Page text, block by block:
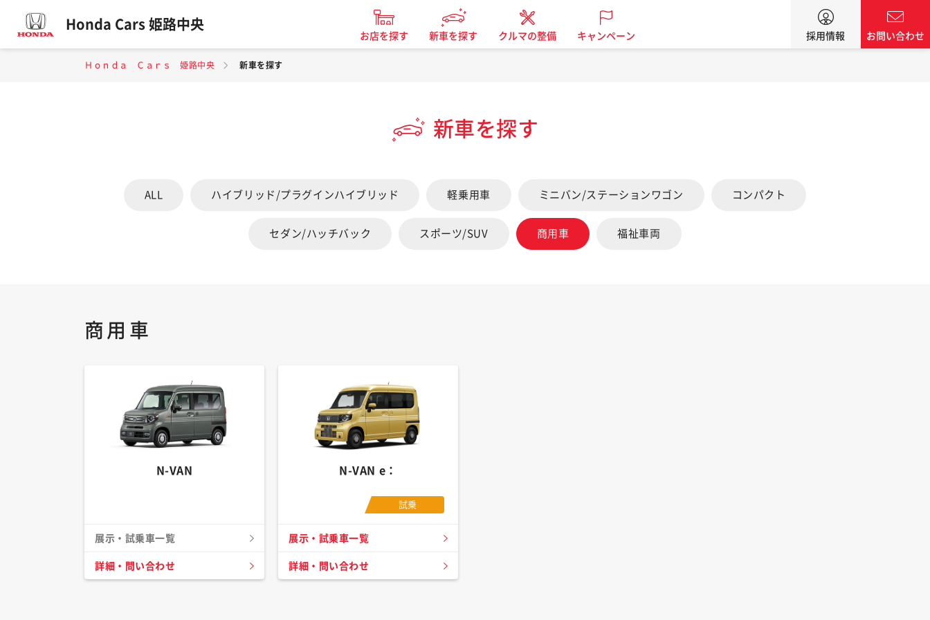
Honda Cars 姫路中央
お店を探す 新車を探す クルマの整備 キャンペーン 採用情報 お問い合わせ
Ｈｏｎｄａ Ｃａｒｓ 姫路中央 新車を探す
新車を探す
ALL ハイブリッド/プラグインハイブリッド 軽乗用車 ミニバン/ステーションワゴン コンパクト
セダン/ハッチバック スポーツ/SUV 商用車 福祉車両
商用車
N-VAN
展示・試乗車一覧
詳細・問い合わせ
N-VAN e：
試乗
展示・試乗車一覧
詳細・問い合わせ